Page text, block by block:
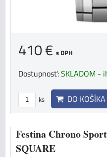
410 € s DPH
Dostupnosť:SKLADOM -
ks DO KOŠÍKA
Festina Chrono
SQUARE